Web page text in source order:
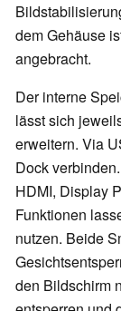
dem Gehäuse
angebracht.
Der interne
lässt sich
erweitern. Via
Dock
HDMI, Display
Funktionen
nutzen. Beide
den Bildschirm